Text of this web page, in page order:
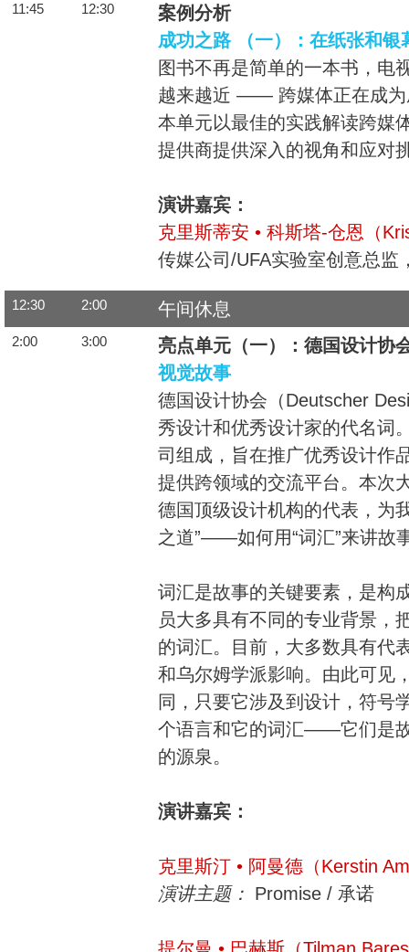
11:45 12:30
案例分析
成功之路 （一）：在纸张和银
图书不再是简单的一本书，电
越来越近 —— 跨媒体正在成为
本单元以最佳的实践解读跨媒
提供商提供深入的视角和应对
演讲嘉宾：
克里斯蒂安 • 科斯塔-仓恩（
传媒公司/UFA实验室创意总监
12:30 2:00 午间休息
2:00 3:00
亮点单元（一）：德国设计协
视觉故事
德国设计协会（Deutscher
秀设计和优秀设计家的代名词
司组成，旨在推广优秀设计作
提供跨领域的交流平台。本次
德国顶级设计机构的代表，为
之道”——如何用“词汇”来讲故
词汇是故事的关键要素，是构
员大多具有不同的专业背景，
的词汇。目前，大多数具有代
和乌尔姆学派影响。由此可见
同，只要它涉及到设计，符号
个语言和它的词汇——它们是
的源泉。
演讲嘉宾：
克里斯汀 • 阿曼德（Kerstin
演讲主题： Promise / 承诺